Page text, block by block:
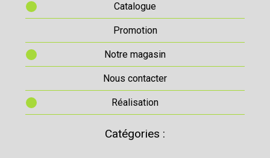
Catalogue
Promotion
Notre magasin
Nous contacter
Réalisation
Catégories :